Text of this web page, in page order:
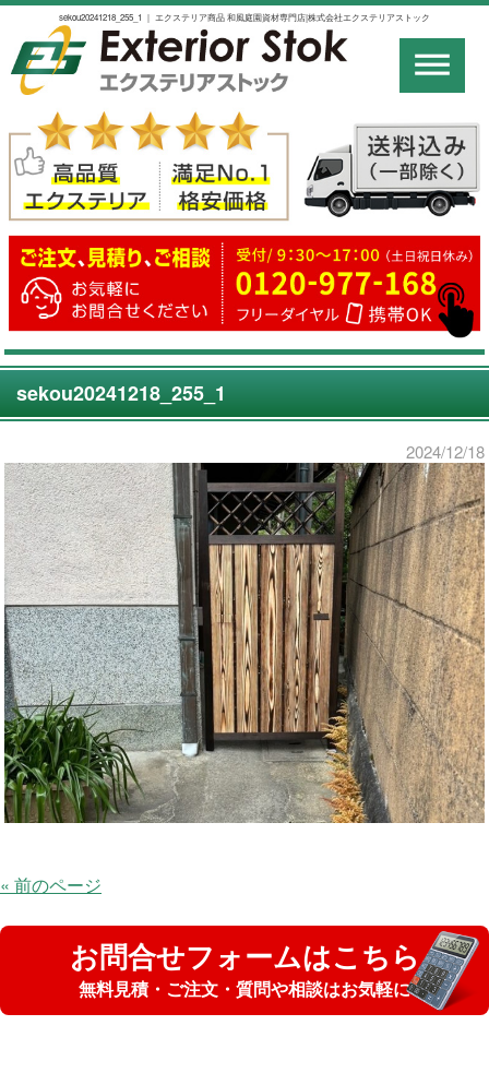
sekou20241218_255_1 ｜ エクステリア商品 和風庭園資材専門店|株式会社エクステリアストック
sekou20241218_255_1
2024/12/18
« 前のページ
お問合せフォームはこちら
無料見積・ご注文・質問や相談はお気軽に